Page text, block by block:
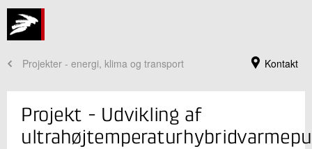
Kontakt
Projekter - energi, klima og transport
Projekt - Udvikling af